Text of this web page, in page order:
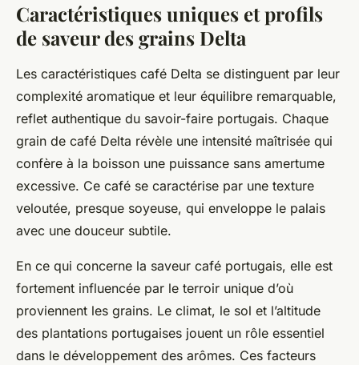
Caractéristiques uniques et profils
de saveur des grains Delta
Les caractéristiques café Delta se distinguent par leur
complexité aromatique et leur équilibre remarquable,
reflet authentique du savoir-faire portugais. Chaque
grain de café Delta révèle une intensité maîtrisée qui
confère à la boisson une puissance sans amertume
excessive. Ce café se caractérise par une texture
veloutée, presque soyeuse, qui enveloppe le palais
avec une douceur subtile.
En ce qui concerne la saveur café portugais, elle est
fortement influencée par le terroir unique d’où
proviennent les grains. Le climat, le sol et l’altitude
des plantations portugaises jouent un rôle essentiel
dans le développement des arômes. Ces facteurs